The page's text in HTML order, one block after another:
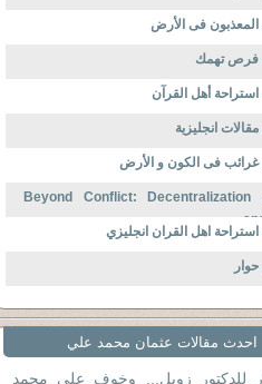
المعذبون فى الأرض
فرص تهمك
أهل القرآن
انجليزية
غرائب فى الكون و الأرض
باب Beyond Conflict: Decentralization
اهل القران انجليزي
احدث مقالات عثمان محمد علي
للدكتور زويل... وخوف على محمد